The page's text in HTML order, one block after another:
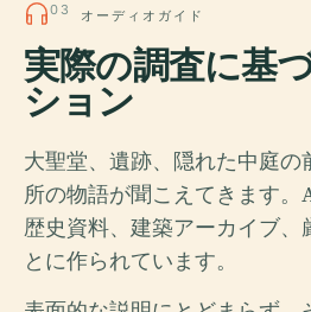
03 オーディオガイド
実際の調査に基
ション
大聖堂、遺跡、隠れた中庭
所の物語が聞こえてきます
歴史資料、建築アーカイブ、
とに作られています。